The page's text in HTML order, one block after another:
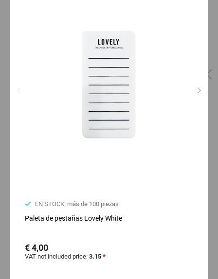
EN STOCK: más de 100 piezas
Paleta de pestañas Lovely White
€ 4,00
VAT not included price: 3.15 *